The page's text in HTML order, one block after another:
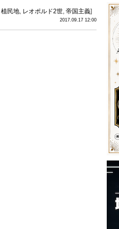
植民地, レオポルド2世, 帝国主義]
2017.09.17 12:00